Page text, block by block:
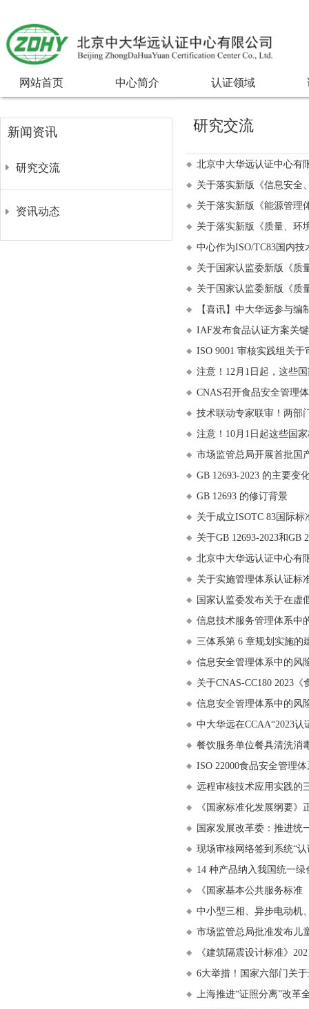
网站首页 中心简介 认证领域
研究交流
北京中大华远认证中心有
关于落实新版《信息安全
关于落实新版《能源管理
关于落实新版《质量、环
中心作为ISO/TC83国内
关于国家认监委新版《质
关于国家认监委新版《质
【喜讯】中大华远参与
IAF发布食品认证方案关
ISO 9001 审核实践组关于
注意！12月1日起，这些
CNAS召开食品安全管理
技术联动专家联审！两部
注意！10月1日起这些国
市场监管总局开展首批国
GB 12693-2023 的主要变
GB 12693 的修订背景
关于成立ISOTC 83国际
关于GB 12693-2023和GB
北京中大华远认证中心有
关于实施管理体系认证标
国家认监委发布关于在虚
信息技术服务管理体系中
三体系第 6 章规划实施的
信息安全管理体系中的风
关于CNAS-CC180 2023
信息安全管理体系中的风
中大华远在CCAA“2023
餐饮服务单位餐具清洗消
ISO 22000食品安全管理
远程审核技术应用实践的
《国家标准化发展纲要》
国家发展改革委：推进统
现场审核网络签到系统“
14 种产品纳入我国统一
《国家基本公共服务标准
中小型三相、异步电动机
市场监管总局批准发布儿
《建筑隔震设计标准》
6大举措！国家六部门关
上海推进“证照分离”改革
新闻资讯
研究交流
资讯动态